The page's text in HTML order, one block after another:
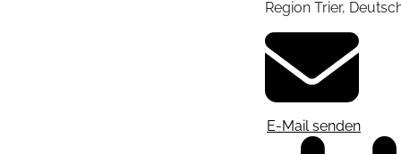
Region Trier,
E-Mail senden